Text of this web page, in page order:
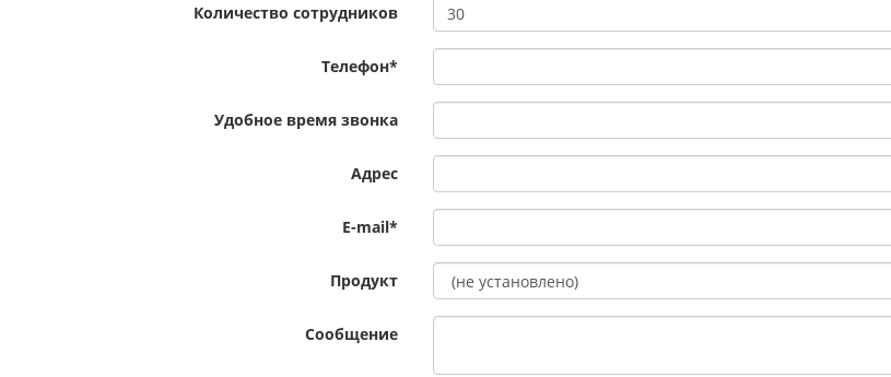
Количество сотрудников
Телефон*
Удобное время звонка
Адрес
E-mail*
Продукт
Сообщение